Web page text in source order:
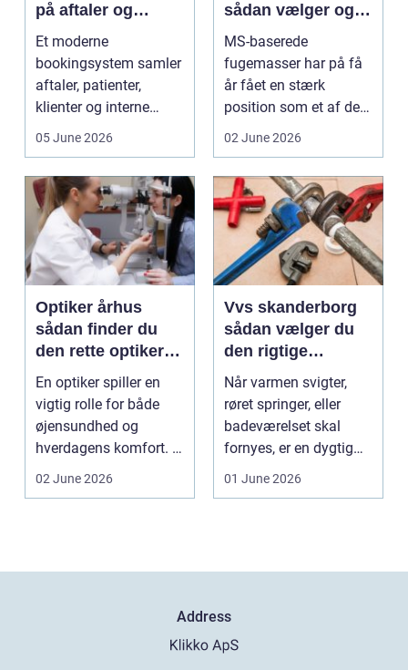
på aftaler og
arbejdsgange
Et moderne
bookingsystem samler
aftaler, patienter,
klienter og interne
arbejdsgange ét sted. I
05 June 2026
sådan vælger og
bruger du dem
rigtigt
MS-baserede
fugemasser har på få
år fået en stærk
position som et af de
mest alsidige valg til
02 June 2026
Optiker århus
sådan finder du
den rette optiker i
byen
En optiker spiller en
vigtig rolle for både
øjensundhed og
hverdagens komfort. I
en by som Aarhus, h...
02 June 2026
Vvs skanderborg
sådan vælger du
den rigtige
installatør
Når varmen svigter,
røret springer, eller
badeværelset skal
fornyes, er en dygtig
VVS-installatør gu...
01 June 2026
Address